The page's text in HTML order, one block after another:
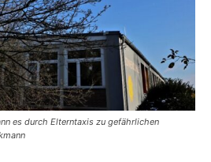
es durch Elterntaxis zu gefährlichen